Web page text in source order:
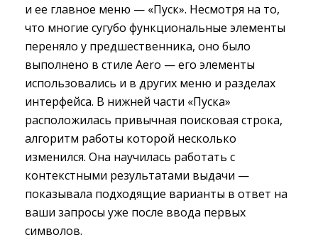
и ее главное меню — «Пуск». Несмотря на то,
что многие сугубо функциональные элементы
переняло у предшественника, оно было
выполнено в стиле Aero — его элементы
использовались и в других меню и разделах
интерфейса. В нижней части «Пуска»
расположилась привычная поисковая строка,
алгоритм работы которой несколько
изменился. Она научилась работать с
контекстными результатами выдачи —
показывала подходящие варианты в ответ на
ваши запросы уже после ввода первых
символов.